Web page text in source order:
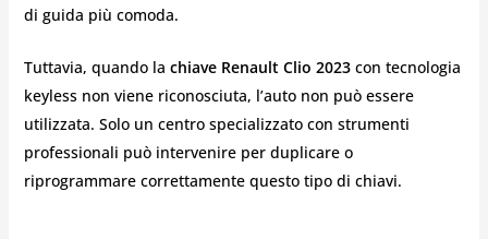
di guida più comoda.
Tuttavia, quando la chiave Renault Clio 2023con tecnologia
keyless non viene riconosciuta, l’auto non può essere
utilizzata. Solo un centro specializzato con strumenti
professionali può intervenire per duplicare o
riprogrammare correttamente questo tipo di chiavi.